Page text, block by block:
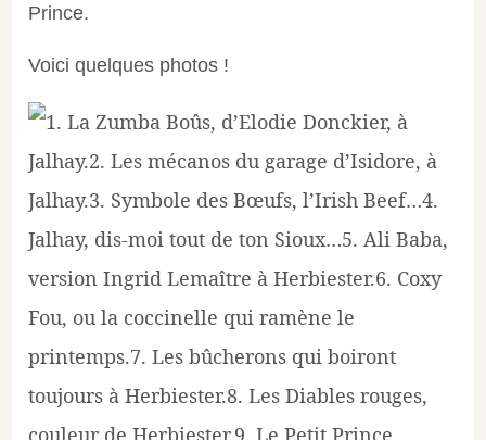
Prince.
Voici quelques photos !